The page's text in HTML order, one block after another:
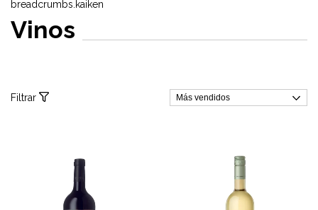
breadcrumbs.kaiken
Vinos
Filtrar